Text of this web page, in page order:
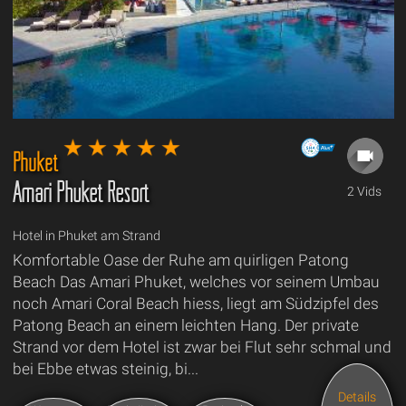
2 Vids
Phuket
Amari Phuket Resort
Hotel in Phuket am Strand
Komfortable Oase der Ruhe am quirligen Patong
Beach Das Amari Phuket, welches vor seinem Umbau
noch Amari Coral Beach hiess, liegt am Südzipfel des
Patong Beach an einem leichten Hang. Der private
Strand vor dem Hotel ist zwar bei Flut sehr schmal und
bei Ebbe etwas steinig, bi...
Details